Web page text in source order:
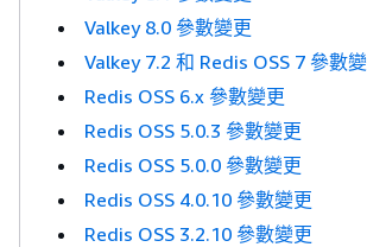
Valkey 8.0 參數變更
Valkey 7.2 和 Redis OSS 7 參數
Redis OSS 6.x 參數變更
Redis OSS 5.0.3 參數變更
Redis OSS 5.0.0 參數變更
Redis OSS 4.0.10 參數變更
Redis OSS 3.2.10 參數變更